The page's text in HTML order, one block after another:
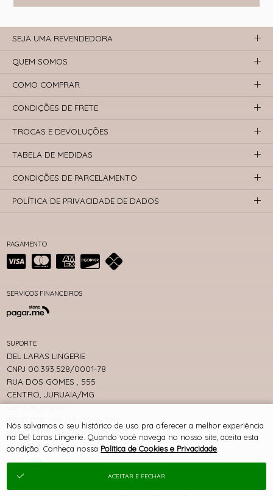
PAGAMENTO
SERVIÇOS FINANCEIROS
SUPORTE
DEL LARAS LINGERIE
CNPJ 00.393.528/0001-78
RUA DOS GOMES , 555
CENTRO, JURUAIA/MG
CEP 37805-000
WHATSAPP +55 (35) 99776-6017
contato@dellaras.com.br
SEJA UMA REVENDEDORA
QUEM SOMOS
COMO COMPRAR
CONDIÇÕES DE FRETE
TROCAS E DEVOLUÇÕES
TABELA DE MEDIDAS
CONDIÇÕES DE PARCELAMENTO
POLÍTICA DE PRIVACIDADE DE DADOS
Nós salvamos o seu histórico de uso pra oferecer a melhor experiência
na Del Laras Lingerie. Quando você navega no nosso site, aceita esta
condição. Conheça nossa Política de Cookies e Privacidade
ACEITAR E FECHAR